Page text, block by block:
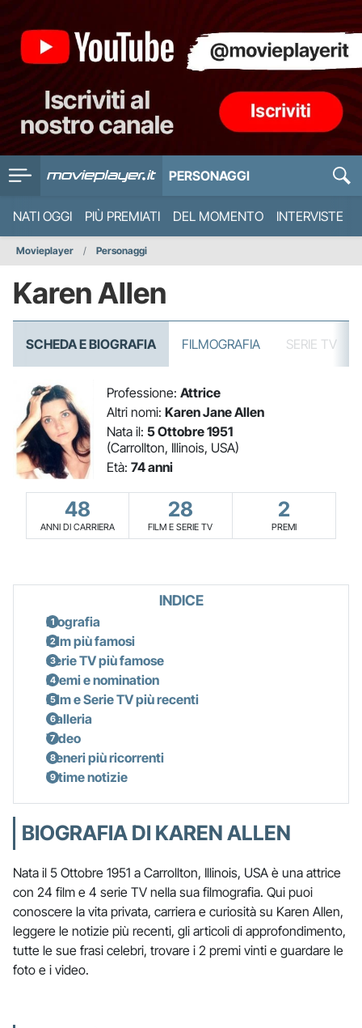
PERSONAGGI
NATI OGGI PIÙ PREMIATI DEL MOMENTO INTERVISTE
Movieplayer Personaggi
Karen Allen
SCHEDA E BIOGRAFIA FILMOGRAFIA SERIE TV
Professione: Attrice
Altri nomi: Karen Jane Allen
Nata il: 5 Ottobre 1951
(Carrollton, Illinois, USA)
Età: 74 anni
48
ANNI DI CARRIERA
28
FILM E SERIE TV
2
PREMI
INDICE
Biografia
Film più famosi
Serie TV più famose
Premi e nomination
Film e Serie TV più recenti
Galleria
Video
Generi più ricorrenti
Ultime notizie
BIOGRAFIA DI KAREN ALLEN
Nata il 5 Ottobre 1951 a Carrollton, Illinois, USA è una attrice
con 24 film e 4 serie TV nella sua filmografia. Qui puoi
conoscere la vita privata, carriera e curiosità su Karen Allen,
leggere le notizie più recenti, gli articoli di approfondimento,
tutte le sue frasi celebri, trovare i 2 premi vinti e guardare le
foto e i video.